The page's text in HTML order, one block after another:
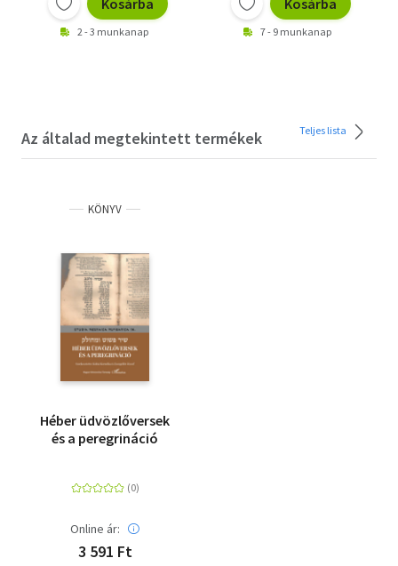
Kosárba
2 - 3 munkanap
Kosárba
7 - 9 munkanap
Az általad megtekintett termékek Teljes lista
KÖNYV
Héber üdvözlőversek
és a peregrináció
Online ár:
3 591 Ft